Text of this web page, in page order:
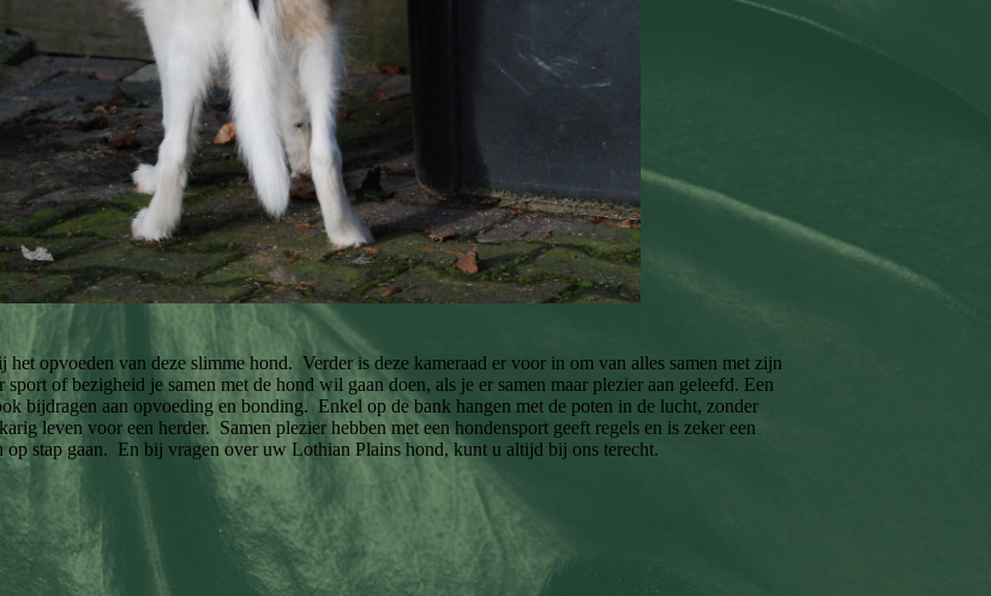
opvoeden van deze slimme hond. Verder is deze kameraad er voor in om van alles samen met zijn
of bezigheid je samen met de hond wil gaan doen, als je er samen maar plezier aan geleefd. Een
bijdragen aan opvoeding en bonding. Enkel op de bank hangen met de poten in de lucht, zonder
leven voor een herder. Samen plezier hebben met een hondensport geeft regels en is zeker een
op stap gaan. En bij vragen over uw Lothian Plains hond, kunt u altijd bij ons terecht.